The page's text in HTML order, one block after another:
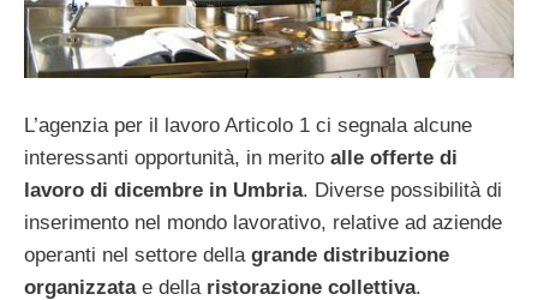
L’agenzia per il lavoro Articolo 1 ci segnala alcune
interessanti opportunità, in merito alle offerte di
lavoro di dicembre in Umbria. Diverse possibilità di
inserimento nel mondo lavorativo, relative ad aziende
operanti nel settore della grande distribuzione
organizzatae della ristorazione collettiva.